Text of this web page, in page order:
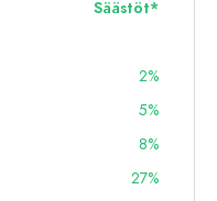
Säästöt*
2%
5%
8%
27%